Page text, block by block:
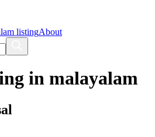
listingAbout
in malayalam